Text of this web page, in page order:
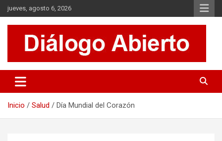
Saltar
al
contenido
jueves, agosto 6, 2026
Diálogo Abierto
Se tratan diversos temas de actualidad buscando hacer un
aporte a la sociedad, brindando información relevante de lo que
Inicio Salud Día Mundial del Corazón